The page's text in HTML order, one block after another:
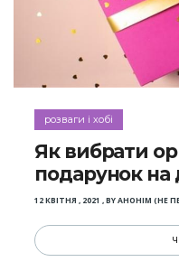
розваги і хобі
Як вибрати
подарунок
12 КВІТНЯ , 2021 ,BYАНОНІМ (НЕ